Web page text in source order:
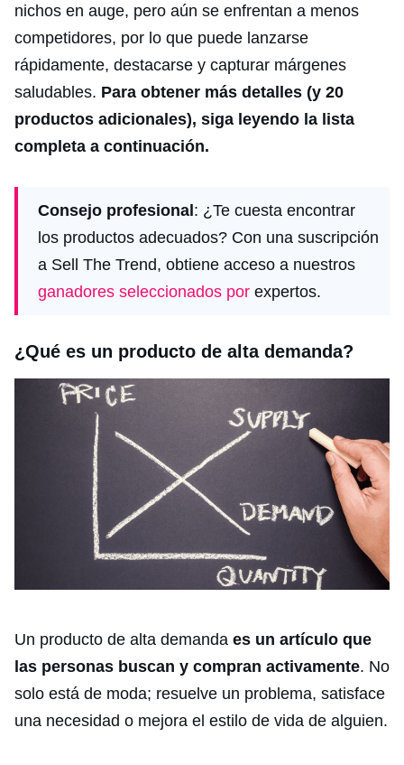
nichos en auge, pero aún se enfrentan a menos
competidores, por lo que puede lanzarse
rápidamente, destacarse y capturar márgenes
saludables. Para obtener más detalles (y 20
productos adicionales), siga leyendo la lista
completa a continuación.
Consejo profesional: ¿Te cuesta encontrar
los productos adecuados? Con una suscripción
a Sell The Trend, obtiene acceso a nuestros
ganadores seleccionados por expertos.
¿Qué es un producto de alta demanda?
Un producto de alta demanda es un artículo que
las personas buscan y compran activamente. No
solo está de moda; resuelve un problema, satisface
una necesidad o mejora el estilo de vida de alguien.